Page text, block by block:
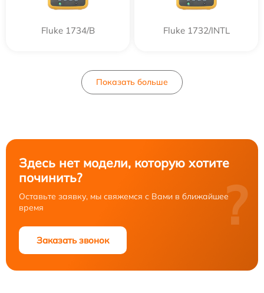
Fluke 1734/B Fluke 1732/INTL
Показать больше
Здесь нет модели, которую хотите
починить?
Оставьте заявку, мы свяжемся с Вами в ближайшее
время
Заказать звонок
?